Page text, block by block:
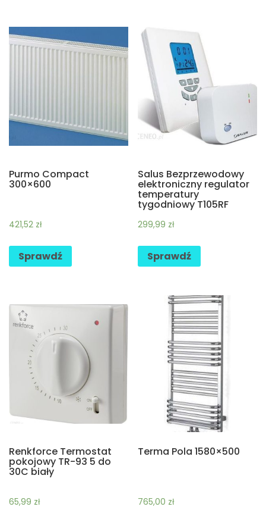
Purmo Compact
300×600
421,52 zł
Sprawdź
Salus Bezprzewodowy
elektroniczny regulator
temperatury
tygodniowy T105RF
299,99 zł
Sprawdź
Renkforce Termostat
pokojowy TR-93 5 do
30C biały
65,99 zł
Terma Pola 1580×500
765,00 zł